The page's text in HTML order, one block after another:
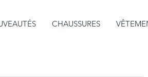
CHAUSSURES